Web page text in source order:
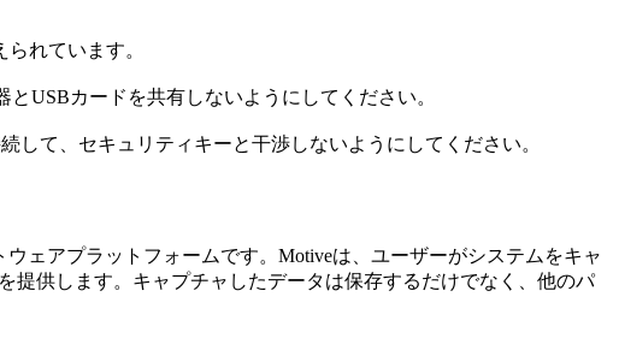
れています。
USBカードを共有しないようにしてください。
して、セキュリティキーと干渉しないようにしてください。
ェアプラットフォームです。Motiveは、ユーザーがシステムをキャ
提供します。キャプチャしたデータは保存するだけでなく、他のパ